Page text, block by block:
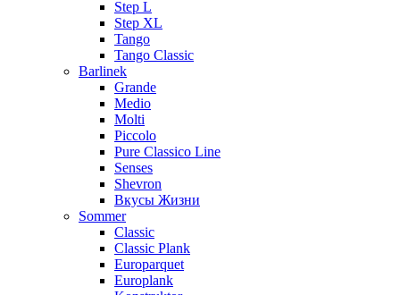
Step L
Step XL
Tango
Tango Classic
Barlinek
Grande
Medio
Molti
Piccolo
Pure Classico Line
Senses
Shevron
Вкусы Жизни
Sommer
Classic
Classic Plank
Europarquet
Europlank